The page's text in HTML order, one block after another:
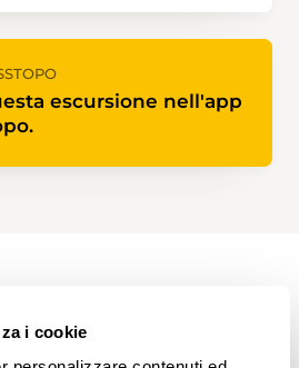
i cookie
escursione nell'app